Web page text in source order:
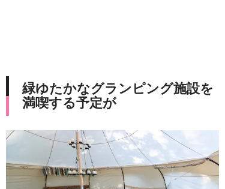
緑ゆたかなグランピング施設を
満喫する予定が